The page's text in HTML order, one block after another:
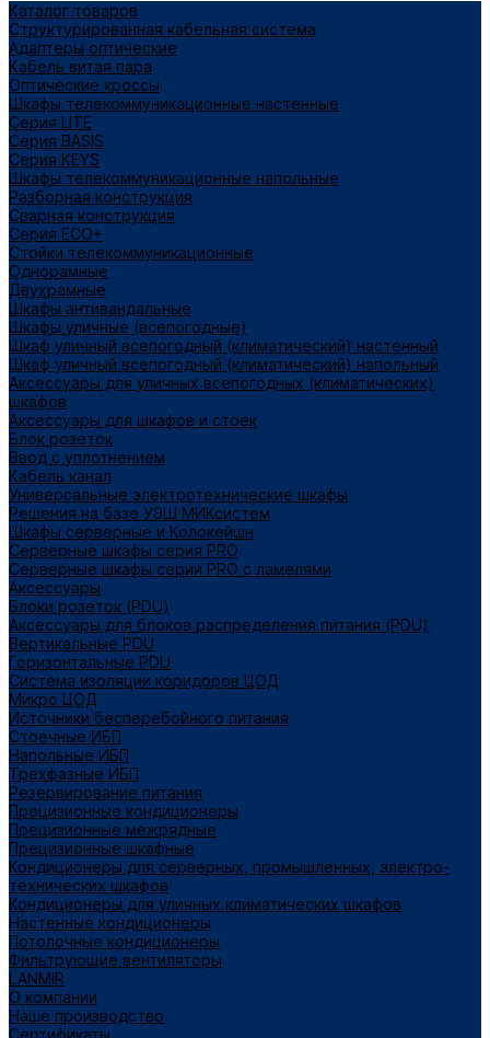
Каталог товаров
Структурированная кабельная система
Адаптеры оптические
Кабель витая пара
Оптические кроссы
Шкафы телекоммуникационные настенные
Cерия LITE
Cерия BASIS
Cерия KEYS
Шкафы телекоммуникационные напольные
Разборная конструкция
Сварная конструкция
Серия ECO+
Стойки телекоммуникационные
Однорамные
Двухрамные
Шкафы антивандальные
Шкафы уличные (всепогодные)
Шкаф уличный всепогодный (климатический) настенный
Шкаф уличный всепогодный (климатический) напольный
Аксессуары для уличных всепогодных (климатических)
шкафов
Аксессуары для шкафов и стоек
Блок розеток
Ввод с уплотнением
Кабель канал
Универсальные электротехнические шкафы
Решения на базе УЭШ МИКсистем
Шкафы серверные и Колокейшн
Серверные шкафы серия PRO
Серверные шкафы серии PRO с ламелями
Аксессуары
Блоки розеток (PDU)
Аксессуары для блоков распределения питания (PDU)
Вертикальные PDU
Горизонтальные PDU
Система изоляции коридоров ЦОД
Микро ЦОД
Источники бесперебойного питания
Стоечные ИБП
Напольные ИБП
Трёхфазные ИБП
Резервирование питания
Прецизионные кондиционеры
Прецизионные межрядные
Прецизионные шкафные
Кондиционеры для серверных, промышленных, электро-
технических шкафов
Кондиционеры для уличных климатических шкафов
Настенные кондиционеры
Потолочные кондиционеры
Фильтрующие вентиляторы
LANMIR
О компании
Наше производство
Сертификаты